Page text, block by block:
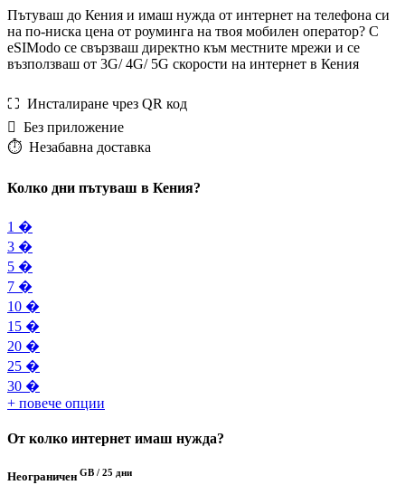
Пътуваш до Кения и имаш нужда от интернет на телефона си
на по-ниска цена от роуминга на твоя мобилен оператор? С
eSIModo се свързваш директно към местните мрежи и се
възползваш от 3G/ 4G/ 5G скорости на интернет в Кения
⛶️️ Инсталиране чрез QR код
️ Без приложение
⏱️️ Незабавна доставка
Колко дни пътуваш в Кения?
1 �
3 �
5 �
7 �
10 �
15 �
20 �
25 �
30 �
+ повече опции
От колко интернет имаш нужда?
Неограничен GB / 25 дни